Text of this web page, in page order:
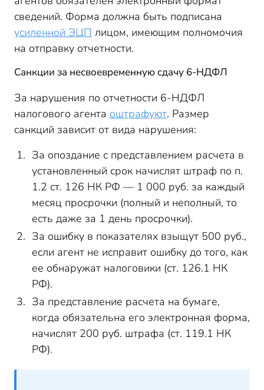
сведений. Форма должна быть подписана
усиленной ЭЦП лицом, имеющим полномочия
на отправку отчетности.
Санкции за несвоевременную сдачу 6-НДФЛ
За нарушения по отчетности 6-НДФЛ
налогового агента оштрафуют. Размер
санкций зависит от вида нарушения:
За опоздание с представлением расчета в
установленный срок начислят штраф по п.
1.2 ст. 126 НК РФ — 1 000 руб. за каждый
месяц просрочки (полный и неполный, то
есть даже за 1 день просрочки).
За ошибку в показателях взыщут 500 руб.,
если агент не исправит ошибку до того, как
ее обнаружат налоговики (ст. 126.1 НК
РФ).
За представление расчета на бумаге,
когда обязательна его электронная форма,
начислят 200 руб. штрафа (ст. 119.1 НК
РФ).